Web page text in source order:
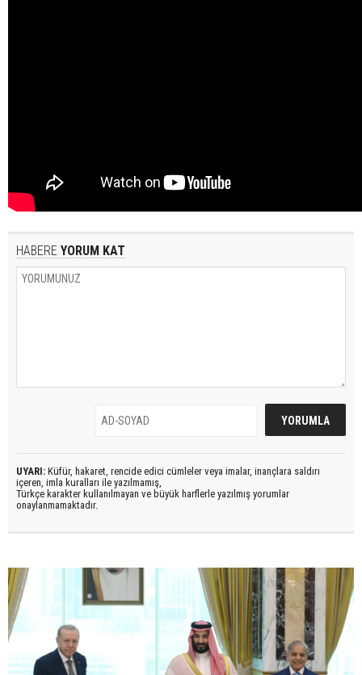
HABERE YORUM KAT
UYARI: Küfür, hakaret, rencide edici cümleler veya imalar, inançlara saldırı
içeren, imla kuralları ile yazılmamış,
Türkçe karakter kullanılmayan ve büyük harflerle yazılmış yorumlar
onaylanmamaktadır.